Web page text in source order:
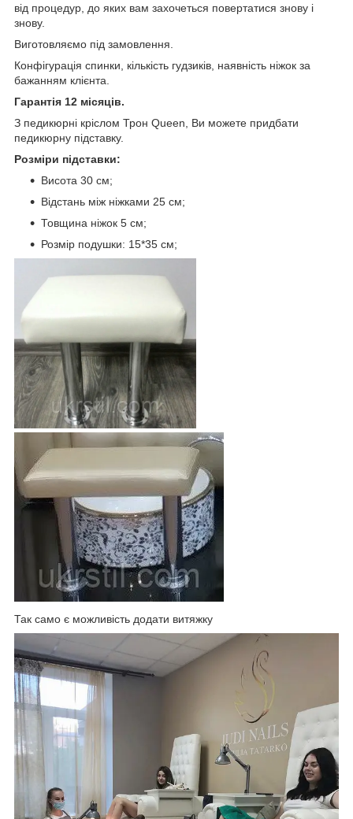
від процедур, до яких вам захочеться повертатися знову і
знову.
Виготовляємо під замовлення.
Конфігурація спинки, кількість гудзиків, наявність ніжок за
бажанням клієнта.
Гарантія 12 місяців.
З педикюрні кріслом Трон Queen, Ви можете придбати
педикюрну підставку.
Розміри підставки:
Висота 30 см;
Відстань між ніжками 25 см;
Товщина ніжок 5 см;
Розмір подушки: 15*35 см;
Так само є можливість додати витяжку